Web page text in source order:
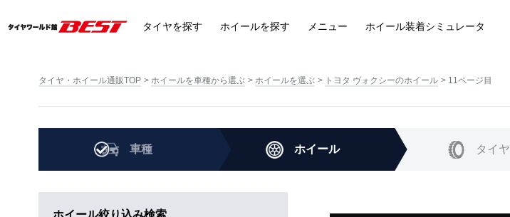
タイヤを探す ホイールを探す メニュー ホイール装着シミュレータ
タイヤ・ホイール通販TOP ホイールを車種から選ぶ ホイールを選ぶ トヨタ ヴォクシーのホイール 11ページ目
車種 ホイール タイヤ
ホイール絞り込み検索